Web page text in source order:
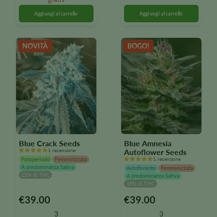
opzioni
possono
selezionate
nella
pagina
del
prodotto
opzioni
possono
selezionate
nella
pagina
del
prodotto
NOVITÀ
Blue Crack Seeds
1 recensione
Fotoperiodo
Femminizzata
A predominanza Sativa
22% di THC
€39.00
3
Questo
BOGO!
Blue Amnesia
Autoflower Seeds
1 recensione
Autofiorente
Femminizzata
A predominanza Sativa
18% di THC
€39.00
3
Questo